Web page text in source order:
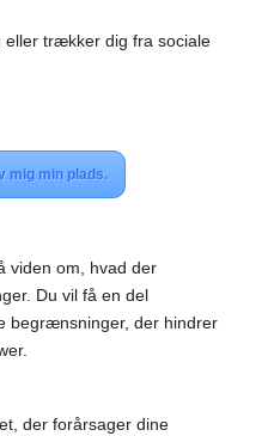
trækker dig fra sociale
mig min plads.
viden om, hvad der
Du vil få en del
begrænsninger, der hindrer
der forårsager dine